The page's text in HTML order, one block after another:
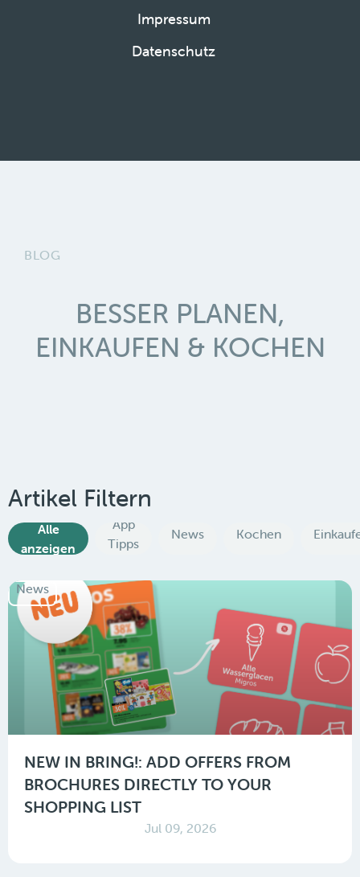
Impressum
Datenschutz
BLOG
BESSER PLANEN,
EINKAUFEN & KOCHEN
Artikel Filtern
Alle
anzeigen
App
Tipps
News Kochen
News
NEW IN BRING!: ADD OFFERS FROM
BROCHURES DIRECTLY TO YOUR
SHOPPING LIST
Jul 09, 2026